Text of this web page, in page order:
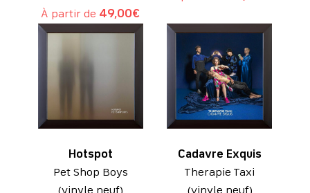
À partir de 49,00€
Hotspot
Pet Shop Boys
Cadavre Exquis
Therapie Taxi